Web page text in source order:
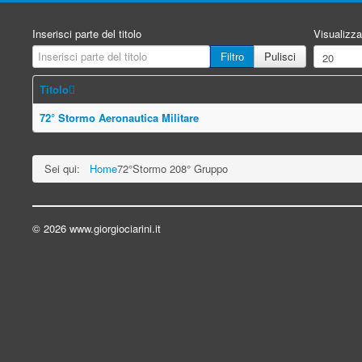
Inserisci parte del titolo
Filtro
Pulisci
Titolo
72° Stormo Aeronautica Militare
Sei qui: Home72°Stormo 208° Gruppo
© 2026 www.giorgiociarini.it